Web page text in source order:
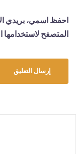
احفظ اسمي، بريدي
المتصفح لاستخدامها